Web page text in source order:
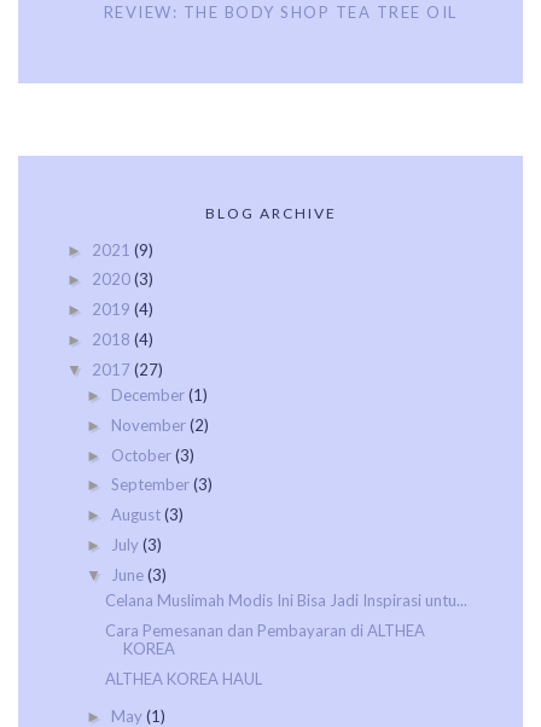
REVIEW: THE BODY SHOP TEA TREE OIL
BLOG ARCHIVE
► 2021 (9)
► 2020(3)
► 2019 (4)
► 2018 (4)
▼ 2017 (27)
► December(1)
► November(2)
► October(3)
► September(3)
► August(3)
► July(3)
▼ June(3)
Celana Muslimah Modis Ini Bisa Jadi Inspirasi untu...
Cara Pemesanan dan Pembayaran di ALTHEA
KOREA
ALTHEA KOREA HAUL
► May(1)